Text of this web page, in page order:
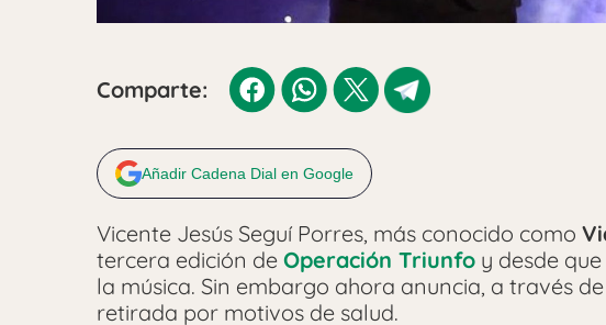
Comparte:
Añadir Cadena Dial en Google
Vicente Jesús Seguí Porres, más conocido como
tercera edición de Operación Triunfo y desde
la música. Sin embargo ahora anuncia, a través
retirada por motivos de salud.